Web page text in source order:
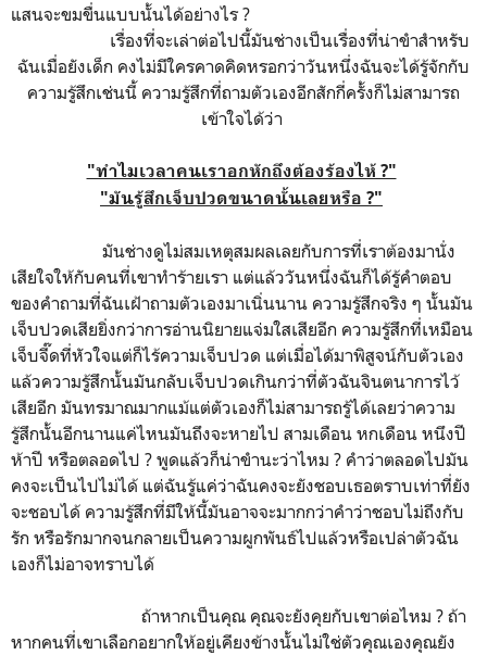
แสนจะขมขื่นแบบนั้นได้อย่างไร ?
เรื่องที่จะเล่าต่อไปนี้มันช่างเป็นเรื่องที่น่าขำสำหรับ
ฉันเมื่อยังเด็ก คงไม่มีใครคาดคิดหรอกว่าวันหนึ่งฉันจะได้รู้จักกับ
ความรู้สึกเช่นนี้ ความรู้สึกที่ถามตัวเองอีกสักกี่ครั้งก็ไม่สามารถ
เข้าใจได้ว่า
"ทำไมเวลาคนเราอกหักถึงต้องร้องไห้ ?"
"มันรู้สึกเจ็บปวดขนาดนั้นเลยหรือ ?"
มันช่างดูไม่สมเหตุสมผลเลยกับการที่เราต้องมานั่ง
เสียใจให้กับคนที่เขาทำร้ายเรา แต่แล้ววันหนึ่งฉันก็ได้รู้คำตอบ
ของคำถามที่ฉันเฝ้าถามตัวเองมาเนิ่นนาน ความรู้สึกจริง ๆ นั้นมัน
เจ็บปวดเสียยิ่งกว่าการอ่านนิยายแจ่มใสเสียอีก ความรู้สึกที่เหมือน
เจ็บจี๊ดที่หัวใจแต่ก็ไร้ความเจ็บปวด แต่เมื่อได้มาพิสูจน์กับตัวเอง
แล้วความรู้สึกนั้นมันกลับเจ็บปวดเกินกว่าที่ตัวฉันจินตนาการไว้
เสียอีก มันทรมาณมากแม้แต่ตัวเองก็ไม่สามารถรู้ได้เลยว่าความ
รู้สึกนั้นอีกนานแค่ไหนมันถึงจะหายไป สามเดือน หกเดือน หนึงปี
ห้าปี หรือตลอดไป ? พูดแล้วก็น่าขำนะว่าไหม ? คำว่าตลอดไปมัน
คงจะเป็นไปไม่ได้ แต่ฉันรู้แค่ว่าฉันคงจะยังชอบเธอตราบเท่าที่ยัง
จะชอบได้ ความรู้สึกที่มีให้นี้มันอาจจะมากกว่าคำว่าชอบไม่ถึงกับ
รัก หรือรักมากจนกลายเป็นความผูกพันธ์ไปแล้วหรือเปล่าตัวฉัน
เองก็ไม่อาจทราบได้
ถ้าหากเป็นคุณ คุณจะยังคุยกับเขาต่อไหม ? ถ้า
หากคนที่เขาเลือกอยากให้อยู่เคียงข้างนั้นไม่ใช่ตัวคุณเองคุณยัง